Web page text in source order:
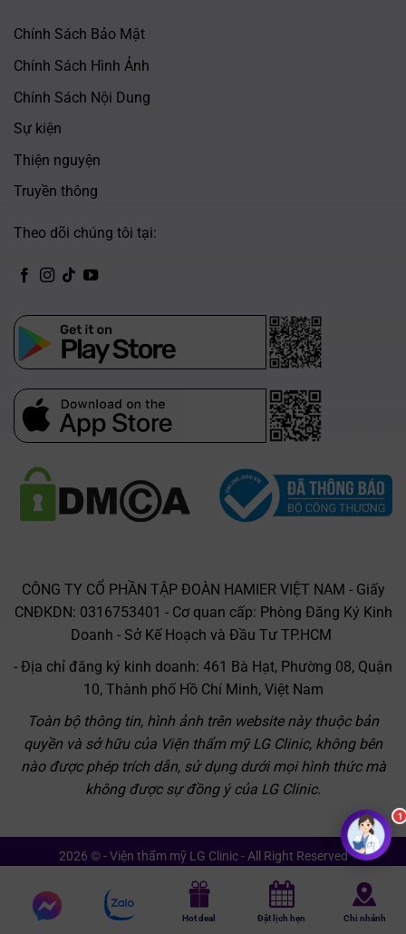
Chính Sách Bảo Mật
Chính Sách Hình Ảnh
Chính Sách Nội Dung
Sự kiện
Thiện nguyện
Truyền thông
Theo dõi chúng tôi tại:
CH Play
App Store
CÔNG TY CỔ PHẦN TẬP ĐOÀN HAMIER VIỆT NAM - Giấy
CNĐKDN: 0316753401 - Cơ quan cấp: Phòng Đăng Ký Kinh
Doanh - Sở Kế Hoạch và Đầu Tư TP.HCM
- Địa chỉ đăng ký kinh doanh: 461 Bà Hạt, Phường 08, Quận
10, Thành phố Hồ Chí Minh, Việt Nam
Toàn bộ thông tin, hình ảnh trên website này thuộc bản
quyền và sở hữu của Viện thẩm mỹ LG Clinic, không bên
nào được phép trích dẫn, sử dụng dưới mọi hình thức mà
không được sự đồng ý của LG Clinic.
2026 © - Viện thẩm mỹ LG Clinic - All Right Reserved
Chat
messenger
Chat
Hot deal Đặt lịch hẹn Chi nhánh